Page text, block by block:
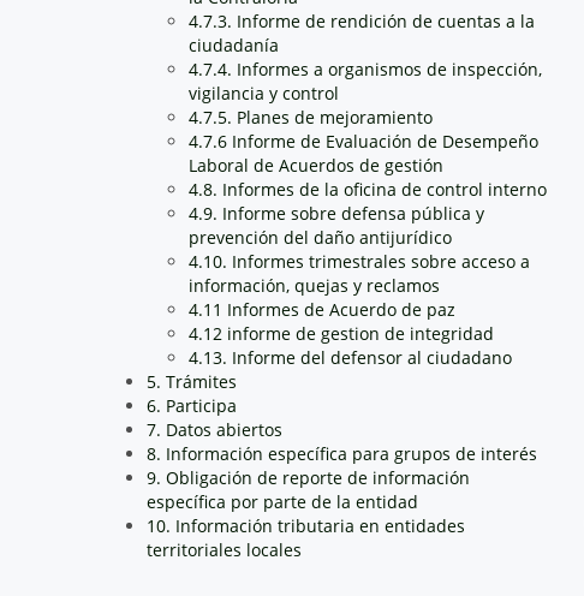
4.7.3. Informe de rendición de cuentas a la
ciudadanía
4.7.4. Informes a organismos de inspección,
vigilancia y control
4.7.5. Planes de mejoramiento
4.7.6 Informe de Evaluación de Desempeño
Laboral de Acuerdos de gestión
4.8. Informes de la oficina de control interno
4.9. Informe sobre defensa pública y
prevención del daño antijurídico
4.10. Informes trimestrales sobre acceso a
información, quejas y reclamos
4.11 Informes de Acuerdo de paz
4.12 informe de gestion de integridad
4.13. Informe del defensor al ciudadano
5. Trámites
6. Participa
7. Datos abiertos
8. Información específica para grupos de interés
9. Obligación de reporte de información
específica por parte de la entidad
10. Información tributaria en entidades
territoriales locales